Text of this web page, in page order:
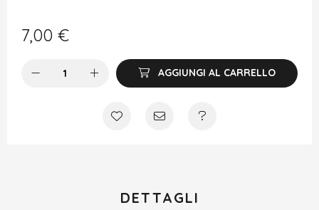
7,00 €
AGGIUNGI AL CARRELLO
DETTAGLI